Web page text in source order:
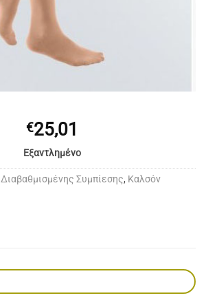
€25,01
Εξαντλημένο
Διαβαθμισμένης Συμπίεσης, Καλσόν